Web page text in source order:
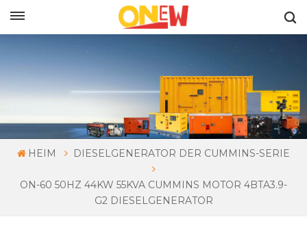
HEIM DIESELGENERATOR DER CUMMINS-SERIE
ON-60 50HZ 44KW 55KVA CUMMINS MOTOR 4BTA3.9-
G2 DIESELGENERATOR